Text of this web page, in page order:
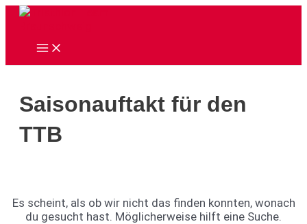
Zum
Main
Saisonauftakt für den
TTB
Es scheint, als ob wir nicht das finden konnten, wonach
du gesucht hast. Möglicherweise hilft eine Suche.